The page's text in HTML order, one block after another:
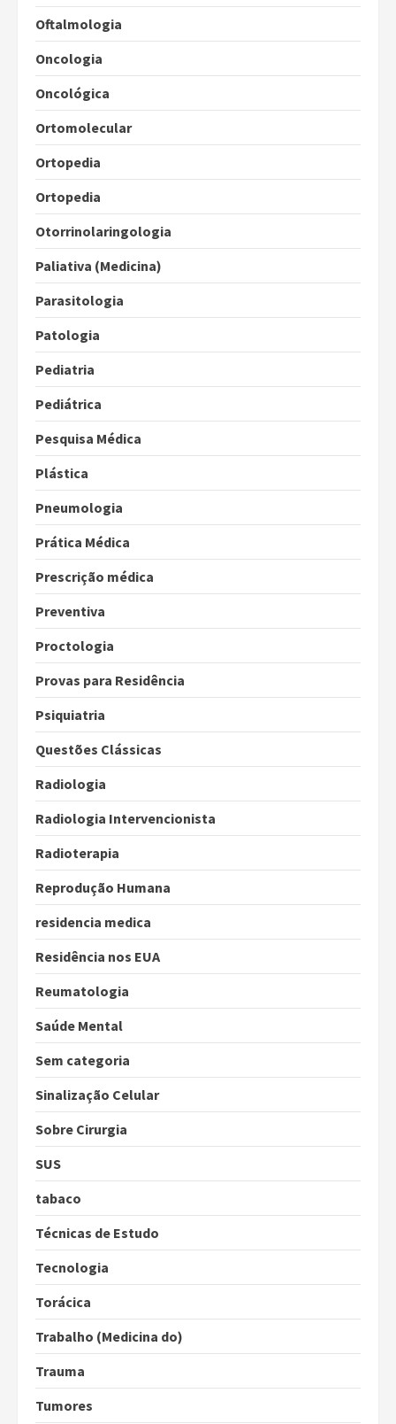
Oftalmologia
Oncologia
Oncológica
Ortomolecular
Ortopedia
Ortopedia
Otorrinolaringologia
Paliativa (Medicina)
Parasitologia
Patologia
Pediatria
Pediátrica
Pesquisa Médica
Plástica
Pneumologia
Prática Médica
Prescrição médica
Preventiva
Proctologia
Provas para Residência
Psiquiatria
Questões Clássicas
Radiologia
Radiologia Intervencionista
Radioterapia
Reprodução Humana
residencia medica
Residência nos EUA
Reumatologia
Saúde Mental
Sem categoria
Sinalização Celular
Sobre Cirurgia
SUS
tabaco
Técnicas de Estudo
Tecnologia
Torácica
Trabalho (Medicina do)
Trauma
Tumores